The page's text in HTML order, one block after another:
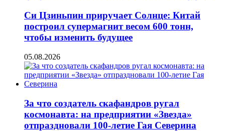
Си Цзиньпин приручает Солнце: Китай
построил супермагнит весом 600 тонн,
чтобы изменить будущее
05.08.2026
За что создатель скафандров ругал
космонавта: на предприятии «Звезда»
отпраздновали 100-летие Гая Северина